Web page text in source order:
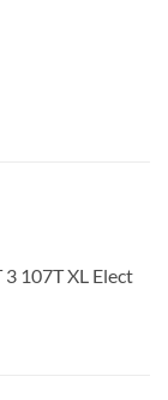
107T XL Elect